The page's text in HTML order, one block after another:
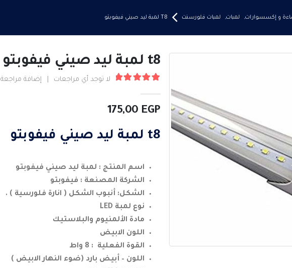
و إكسسوارات, لمبات, لمبات فلورسنت T8 لمبة ليد صيني فيفوبتو
t8 لمبة ليد صيني فيفوبتو
لا توجد أي مراجعات إضافة مراجعة
175,00 EGP
t8 لمبة ليد صيني فيفوبتو
اسم المنتج : لمبة ليد صيني فيفوبتو
الشركة المصنعة : فيفوبتو
الشكل: أنبوب الشكل ( انارة فلورسية ) .
نوع لمبة LED
مادة الألمنيوم والبلاستيك
اللون الابيض
القوة الفعلية : 8 واط
اللون – أبيض بارد (ضوء النهار الابيض )